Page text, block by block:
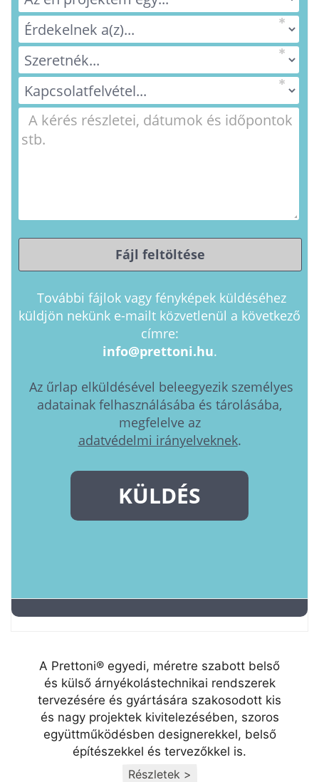
A Prettoni® egyedi, méretre szabott belső
és külső árnyékolástechnikai rendszerek
tervezésére és gyártására szakosodott kis
és nagy projektek kivitelezésében, szoros
együttműködésben designerekkel, belső
építészekkel és tervezőkkel is.
Részletek >